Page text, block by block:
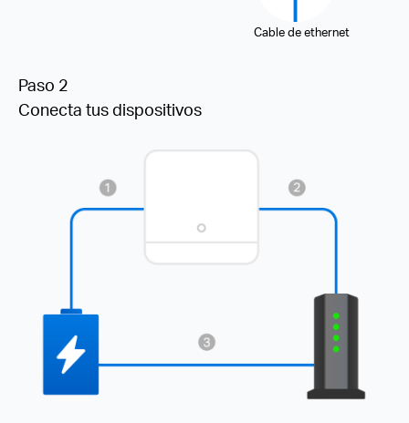
Cable de ethernet
Paso 2
Conecta tus dispositivos